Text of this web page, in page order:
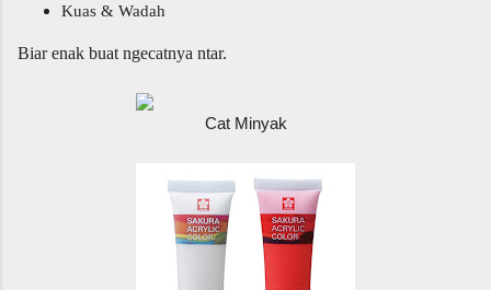
Kuas & Wadah
Biar enak buat ngecatnya ntar.
Cat Minyak